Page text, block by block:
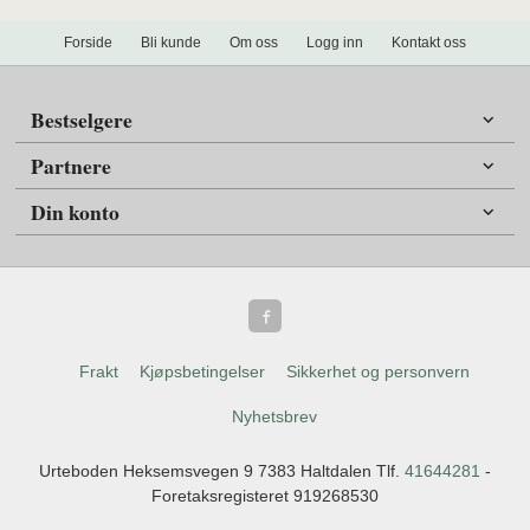
Forside Bli kunde Om oss Logg inn Kontakt oss
Bestselgere
Partnere
Din konto
Frakt Kjøpsbetingelser Sikkerhet og personvern
Nyhetsbrev
Urteboden Heksemsvegen 9 7383 Haltdalen Tlf. 41644281 -
Foretaksregisteret 919268530